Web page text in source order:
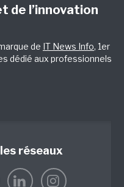
de l’innovation
de IT News Info, 1er
dédié aux professionnels
réseaux